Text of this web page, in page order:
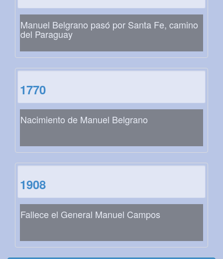
Manuel Belgrano pasó por Santa Fe, camino
del Paraguay
1770
Nacimiento de Manuel Belgrano
1908
Fallece el General Manuel Campos